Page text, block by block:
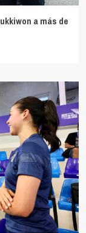
a más de